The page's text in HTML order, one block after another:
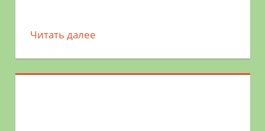
Читать далее